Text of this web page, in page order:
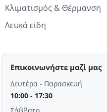
Κλιματισμός & Θέρμανση
Λευκά είδη
Επικοινωνήστε μαζί μας
Δευτέρα - Παρασκευή
10:00 - 17:30